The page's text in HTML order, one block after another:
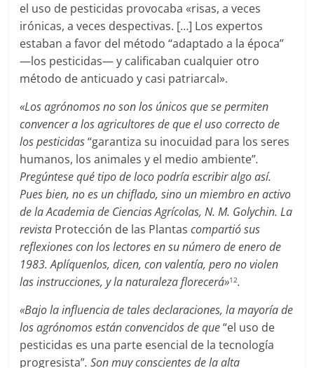
el uso de pesticidas provocaba «risas, a veces
irónicas, a veces despectivas. […] Los expertos
estaban a favor del método “adaptado a la época”
—los pesticidas— y calificaban cualquier otro
método de anticuado y casi patriarcal».
«Los agrónomos no son los únicos que se permiten
convencer a los agricultores de que el uso correcto de
los pesticidas“garantiza su inocuidad para los seres
humanos, los animales y el medio ambiente”.
Pregúntese qué tipo de loco podría escribir algo así.
Pues bien, no es un chiflado, sino un miembro en activo
de la Academia de Ciencias Agrícolas, N. M. Golychin. La
revista Protección de las Plantas compartió sus
reflexiones con los lectores en su número de enero de
1983. Aplíquenlos, dicen, con valentía, pero no violen
las instrucciones, y la naturaleza florecerá»12.
«Bajo la influencia de tales declaraciones, la mayoría de
los agrónomos están convencidos de que“el uso de
pesticidas es una parte esencial de la tecnología
progresista”. Son muy conscientes de la alta